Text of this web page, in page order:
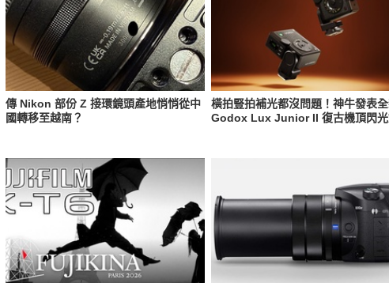
傳 Nikon 部份 Z 接環鏡頭產地悄悄從中
國轉移至越南？
橫拍豎拍補光都沒問題！神牛發表
Godox Lux Junior II 復古機頂閃